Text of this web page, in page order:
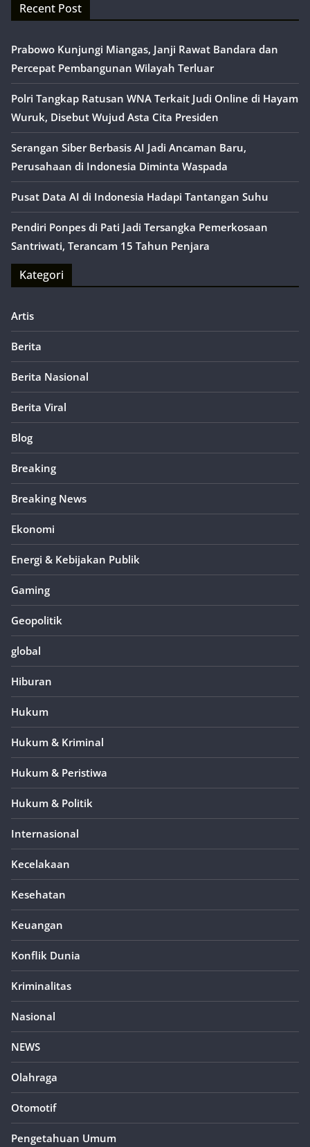
Recent Post
Prabowo Kunjungi Miangas, Janji Rawat Bandara dan
Percepat Pembangunan Wilayah Terluar
Polri Tangkap Ratusan WNA Terkait Judi Online di Hayam
Wuruk, Disebut Wujud Asta Cita Presiden
Serangan Siber Berbasis AI Jadi Ancaman Baru,
Perusahaan di Indonesia Diminta Waspada
Pusat Data AI di Indonesia Hadapi Tantangan Suhu
Pendiri Ponpes di Pati Jadi Tersangka Pemerkosaan
Santriwati, Terancam 15 Tahun Penjara
Kategori
Artis
Berita
Berita Nasional
Berita Viral
Blog
Breaking
Breaking News
Ekonomi
Energi & Kebijakan Publik
Gaming
Geopolitik
global
Hiburan
Hukum
Hukum & Kriminal
Hukum & Peristiwa
Hukum & Politik
Internasional
Kecelakaan
Kesehatan
Keuangan
Konflik Dunia
Kriminalitas
Nasional
NEWS
Olahraga
Otomotif
Pengetahuan Umum